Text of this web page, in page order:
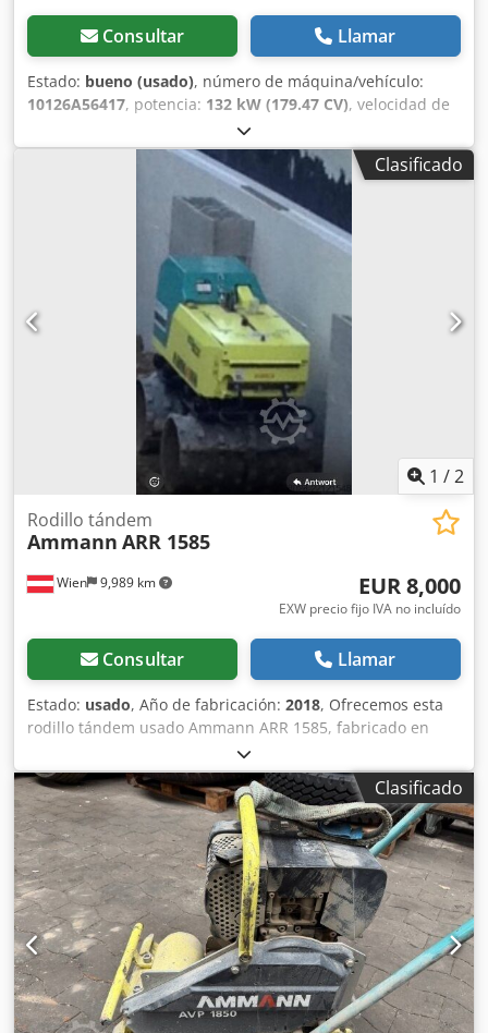
Consultar Llamar
Estado: bueno (usado), número de máquina/vehículo:
10126A56417, potencia: 132 kW (179.47 CV), velocidad de
, tensión de entrada:
corriente de entrada:228 A, peso total:1,020 kg, longitud
, ancho total:800 mm , altura total:1,100
, Motor AMMANN, tipo SEV-315M4 Especificaciones
técnicas: Modelo: SEV-315M4 Fabricante: AMMANN
Potencia nominal: 132 kW Tensión de funcionamiento 50
Hz: 400 V Velocidad nominal: 1.490 l/min Para más detalles
ver fotos y placa de características Dcsdpfstt Auujx Adtjk
Estado: Usado, artículo de stock revisado. Volumen de
suministro: 1 europalet con 1 motor
Clasificado
1 /2
Wien 9,989 km
Rodillo tándem
Ammann ARR 1585
EUR 8,000
EXW precio fijo IVA no incluído
Consultar Llamar
Estado: usado, Año de fabricación: 2018, Ofrecemos esta
rodillo tándem usado Ammann ARR 1585, fabricado en
2018. Tipo: ARR 1585 Dcedjzddcpjpfx Adtjk Número de
serie: 558D063 Peso en funcionamiento: 1.395 kg Peso
máximo: 1.405 kg Potencia nominal: 13,2 kW Año de
fabricación: 2018 Si tiene alguna pregunta o necesita más
información, no dude en enviarnos un mensaje o
llamarnos.
Clasificado